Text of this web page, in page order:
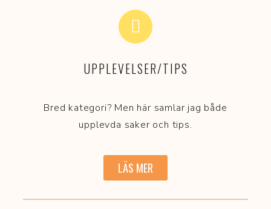
UPPLEVELSER/TIPS
Bred kategori? Men här samlar jag både
upplevda saker och tips.
LÄS MER